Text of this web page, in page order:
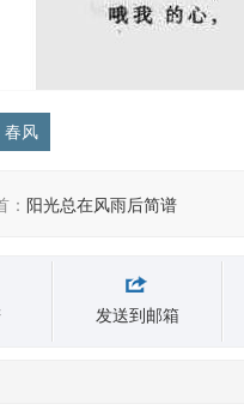
春风
： 阳光总在风雨后简谱
发送到邮箱